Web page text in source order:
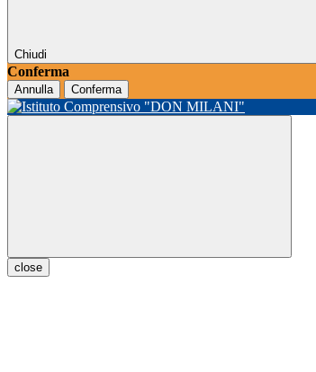
Chiudi
Conferma
Annulla Conferma
close